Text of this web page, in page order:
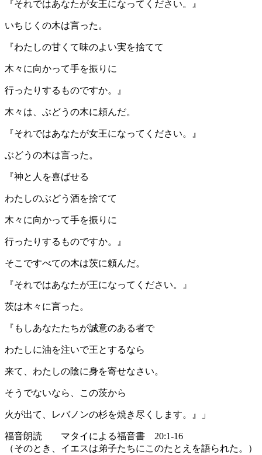
『それではあなたが女王になってください。』
いちじくの木は言った。
『わたしの甘くて味のよい実を捨てて
木々に向かって手を振りに
行ったりするものですか。』
木々は、ぶどうの木に頼んだ。
『それではあなたが女王になってください。』
ぶどうの木は言った。
『神と人を喜ばせる
わたしのぶどう酒を捨てて
木々に向かって手を振りに
行ったりするものですか。』
そこですべての木は茨に頼んだ。
『それではあなたが王になってください。』
茨は木々に言った。
『もしあなたたちが誠意のある者で
わたしに油を注いで王とするなら
来て、わたしの陰に身を寄せなさい。
そうでないなら、この茨から
火が出て、レバノンの杉を焼き尽くします。』」
福音朗読 マタイによる福音書 20:1-16
（そのとき、イエスは弟子たちにこのたとえを語られた。）